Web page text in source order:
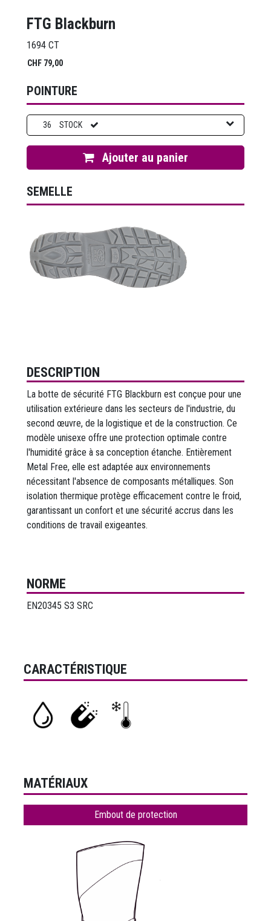
FTG Blackburn
1694 CT
CHF 79,00
POINTURE
36 STOCK
Ajouter au panier
SEMELLE
DESCRIPTION
La botte de sécurité FTG Blackburn est conçue pour une
utilisation extérieure dans les secteurs de l'industrie, du
second œuvre, de la logistique et de la construction. Ce
modèle unisexe offre une protection optimale contre
l'humidité grâce à sa conception étanche. Entièrement
Metal Free, elle est adaptée aux environnements
nécessitant l'absence de composants métalliques. Son
isolation thermique protège efficacement contre le froid,
garantissant un confort et une sécurité accrus dans les
conditions de travail exigeantes.
NORME
EN20345 S3 SRC
CARACTÉRISTIQUE
MATÉRIAUX
Embout de protection